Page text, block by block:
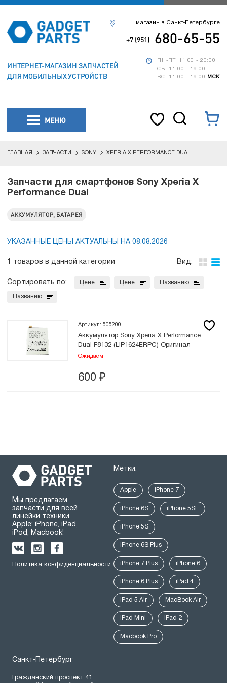
ИНТЕРНЕТ-МАГАЗИН ЗАПЧАСТЕЙ
ДЛЯ МОБИЛЬНЫХ УСТРОЙСТВ
ПН-ПТ: 11:00 - 20:00
СБ: 11:00 - 19:00
ВС: 11:00 - 19:00
МСК
магазин в Санкт-Петербурге
+7 (951) 680-65-55
МЕНЮ
ГЛАВНАЯ ЗАПЧАСТИ SONY XPERIA X PERFORMANCE DUAL
Запчасти для смартфонов Sony Xperia X
Performance Dual
АККУМУЛЯТОР, БАТАРЕЯ
УКАЗАННЫЕ ЦЕНЫ АКТУАЛЬНЫ НА 08.08.2026
1 товаров в данной категории Вид:
Сортировать по: Цене Цене Названию
Названию
Артикул: 505200
Аккумулятор Sony Xperia X Performance
Dual F8132 (LIP1624ERPC) Оригинал
Ожидаем
600 ₽
Мы предлагаем
запчасти для всей
линейки техники
Apple: iPhone, iPad,
iPod, Macbook!
Политика конфиденциальности
Метки:
Apple iPhone 7
iPhone 6S iPhone 5SE
iPhone 5S
iPhone 6S Plus
iPhone 7 Plus iPhone 6
iPhone 6 Plus iPad 4
iPad 5 Air MacBook Air
iPad Mini iPad 2
Macbook Pro
Санкт-Петербург
Гражданский проспект 41